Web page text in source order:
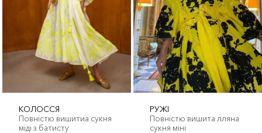
КОЛОССЯ
Повністю вишитиа сукня
міді з батисту
РУЖІ
Повністю вишита лляна
сукня міні